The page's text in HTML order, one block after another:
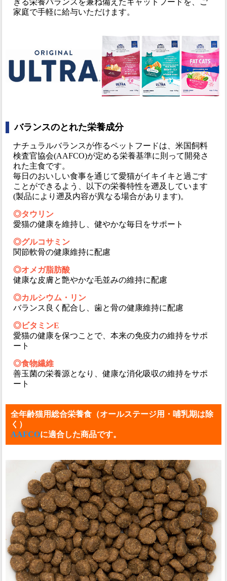
家庭で手軽に給与いただけます。
バランスのとれた栄養成分
ナチュラルバランスが作るペットフードは、米国飼料
検査官協会(AAFCO)が定める栄養基準に則って開発さ
れた主食です。
毎日のおいしい食事を通じて愛猫がイキイキと過ごす
ことができるよう、以下の栄養特性を遡及しています
(製品により遡及内容が異なる場合があります)。
◎タウリン
愛猫の健康を維持し、健やかな毎日をサポート
◎グルコサミン
関節軟骨の健康維持に配慮
◎オメガ脂肪酸
健康な皮膚と艶やかな毛並みの維持に配慮
◎カルシウム・リン
バランス良く配合し、歯と骨の健康維持に配慮
◎ビタミンE
愛猫の健康を保つことで、本来の免疫力の維持をサポ
ート
◎食物繊維
善玉菌の栄養源となり、健康な消化吸収の維持をサポ
ート
全年齢猫用総合栄養食（オールステージ用・哺乳期は除
く）
AAFCOに適合した商品です。